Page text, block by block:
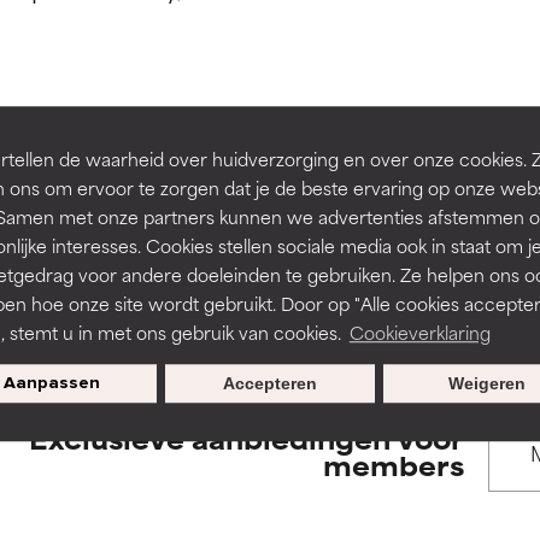
de waarheid over huidverzorging en over onze cookies.
ons om ervoor te zorgen dat je de beste ervaring op onze
met onze partners kunnen we advertenties afstemmen
interesses. Cookies stellen sociale media ook in staat om je
voor andere doeleinden te gebruiken. Ze helpen ons
hoe onze site wordt gebruikt. Door op "Alle cookies
stemt u in met ons gebruik van cookies. Cookieverklaring
Aanpassen Weigeren
Accepteren
BACK TO SEARCH
to assess ingredients in this dictionary. Regulations
irriterend maar kan esthetische, stabiliteits- of andere
is aanwezig. Het risico wordt vergroot als het gecombineerd
ingrediënten.
droogheid, enz. veroorzaken. Kan in sommige gevallen
het algemeen is bewezen dat het meer kwaad dan goed doet.
irriterend maar kan esthetische, stabiliteits- of andere
is aanwezig. Het risico wordt vergroot als het gecombineerd
ingrediënten.
droogheid, enz. veroorzaken. Kan in sommige gevallen
het algemeen is bewezen dat het meer kwaad dan goed doet.
Exclusieve aanbiedingen voor
members